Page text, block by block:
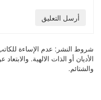
أرسل التعليق
شروط النشر: عدم الإساءة
الأديان أو الذات الالهية.
والشتائم.